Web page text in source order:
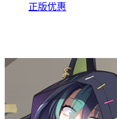
正版优惠